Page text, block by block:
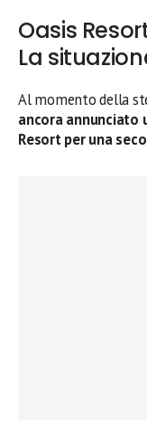
Oasis
La
Al momento della
ancora annunciato
Resort per una